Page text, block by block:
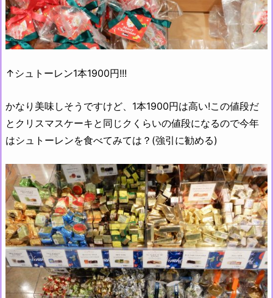
↑シュトーレン1本1900円!!!
かなり美味しそうですけど、1本1900円は高い!この値段だ
とクリスマスケーキと同じクくらいの値段になるので今年
はシュトーレンを食べてみては？(強引に勧める)